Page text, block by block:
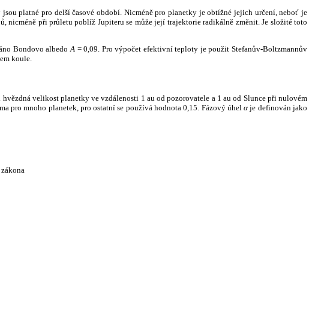
platné pro delší časové období. Nicméně pro planetky je obtížné jejich určení, neboť je
nicméně při průletu poblíž Jupiteru se může její trajektorie radikálně změnit. Je složité toto
Bondovo albedo A = 0,09. Pro výpočet efektivní teploty je použit Stefanův-Boltzmannův
koule.
velikost planetky ve vzdálenosti 1 au od pozorovatele a 1 au od Slunce při nulovém
pro mnoho planetek, pro ostatní se používá hodnota 0,15. Fázový úhelα je definován jako